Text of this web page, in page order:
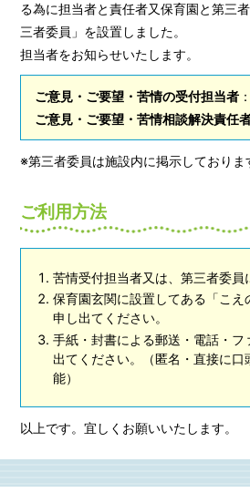
る為に担当者と責任者又保育園と第三
三者委員」を設置しました。
担当者をお知らせいたします。
ご意見・ご要望・苦情の受付担当者
ご意見・ご要望・苦情相談解決責任
※第三者委員は施設内に掲示しておりま
ご利用方法
苦情受付担当者又は、第三者委員
保育園玄関に設置してある「こえ
申し出てください。
手紙・封書による郵送・電話・フ
出てください。（匿名・直接に口
能）
以上です。宜しくお願いいたします。